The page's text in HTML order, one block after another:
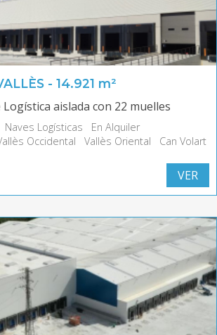
- 14.921 m²
Logística aislada con 22 muelles
Naves Logísticas
En Alquiler
Occidental Vallès Oriental Can Volart
VER